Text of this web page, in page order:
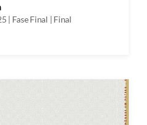
| Fase Final | Final